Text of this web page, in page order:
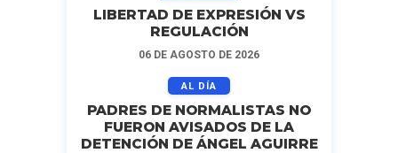
LIBERTAD DE EXPRESIÓN VS
REGULACIÓN
06 DE AGOSTO DE 2026
AL DÍA
PADRES DE NORMALISTAS NO
FUERON AVISADOS DE LA
DETENCIÓN DE ÁNGEL AGUIRRE